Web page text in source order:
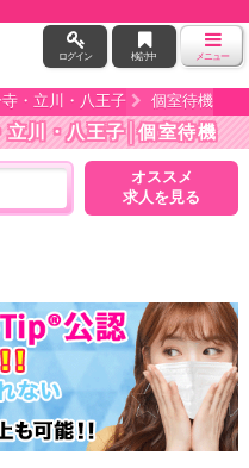
ログイン 検討中 メニュー
寺・立川・八王子 個室待機
立川・八王子│個室待機
オススメ
求人を見る